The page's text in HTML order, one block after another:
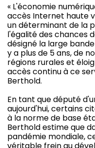
« L'économie
accès Internet haute
un déterminant de la
l'égalité des chances
désigné la large
y a plus de 5 ans, de
régions rurales et
accès continu à ce
Berthold.
En tant que député
aujourd'hui, certains
à la norme de base
Berthold estime que
pandémie mondiale,
véritable frein au